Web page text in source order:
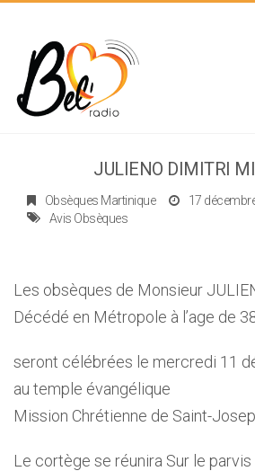
JULIENO DIMITRI
Obsèques Martinique
17
Avis Obsèques
Les obsèques de Monsieur
Décédé en Métropole à l’age de
seront célébrées le mercredi 11
au temple évangélique
Mission Chrétienne de Saint-
Le cortège se réunira Sur le parvis